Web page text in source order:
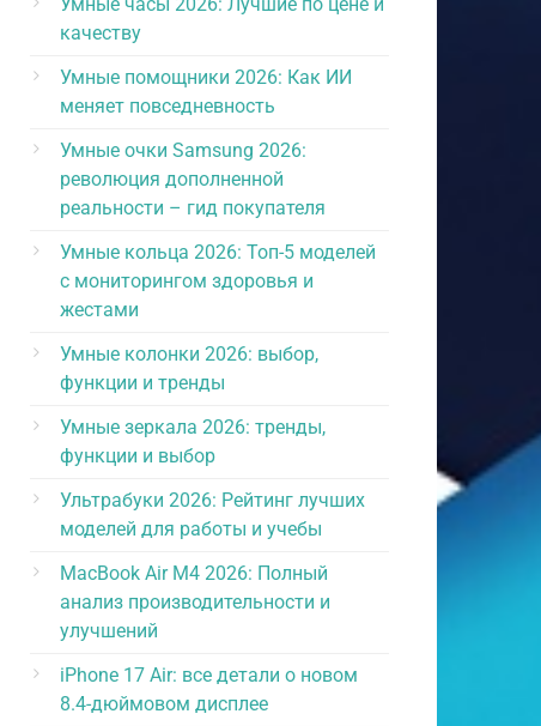
качеству
Умные помощники 2026: Как ИИ
меняет повседневность
Умные очки Samsung 2026:
революция дополненной
реальности – гид покупателя
Умные кольца 2026: Топ-5 моделей
с мониторингом здоровья и
жестами
Умные колонки 2026: выбор,
функции и тренды
Умные зеркала 2026: тренды,
функции и выбор
Ультрабуки 2026: Рейтинг лучших
моделей для работы и учебы
MacBook Air M4 2026: Полный
анализ производительности и
улучшений
iPhone 17 Air: все детали о новом
8.4-дюймовом дисплее